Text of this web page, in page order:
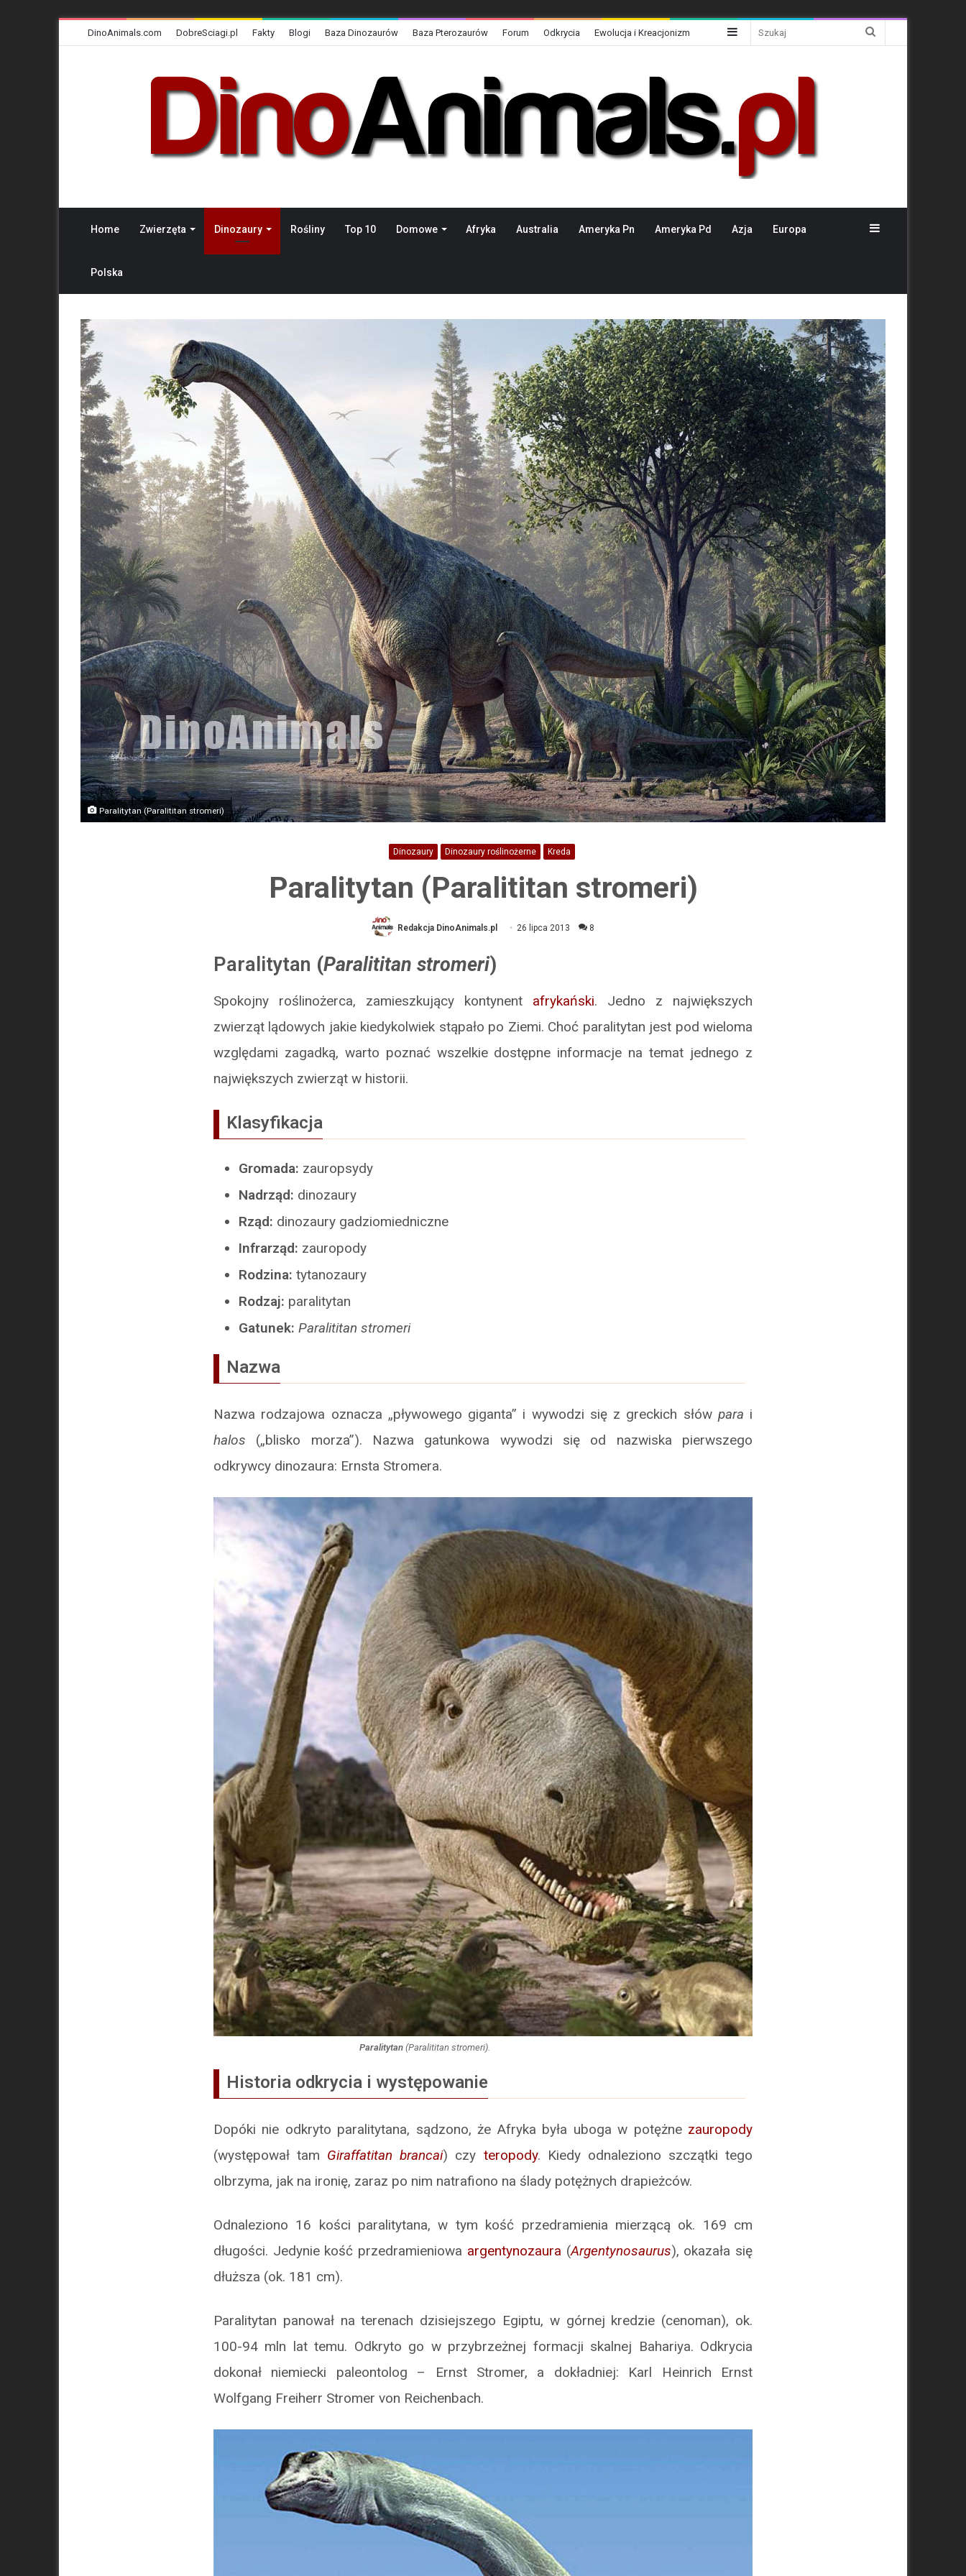
DinoAnimals.com DobreSciagi.pl Fakty Blogi Baza Dinozaurów Baza Pterozaurów Forum Odkrycia Ewolucja i Kreacjonizm Sidebar
Home Zwierzęta Dinozaury Rośliny Top 10 Domowe Afryka Australia Ameryka Pn Ameryka Pd Azja Europa
Polska
Sidebar
Paralitytan (Paralititan stromeri)
Dinozaury Dinozaury roślinożerne Kreda
Paralitytan (Paralititan stromeri)
Redakcja DinoAnimals.pl 26 lipca 2013 8
Paralitytan (Paralititan stromeri)
Spokojny roślinożerca, zamieszkujący kontynent afrykański. Jedno z największych
zwierząt lądowych jakie kiedykolwiek stąpało po Ziemi. Choć paralitytan jest pod wieloma
względami zagadką, warto poznać wszelkie dostępne informacje na temat jednego z
największych zwierząt w historii.
Klasyfikacja
Gromada: zauropsydy
Nadrząd: dinozaury
Rząd: dinozaury gadziomiedniczne
Infrarząd: zauropody
Rodzina: tytanozaury
Rodzaj: paralitytan
Gatunek: Paralititan stromeri
Nazwa
Nazwa rodzajowa oznacza „pływowego giganta” i wywodzi się z greckich słów para i
halos („blisko morza”). Nazwa gatunkowa wywodzi się od nazwiska pierwszego
odkrywcy dinozaura: Ernsta Stromera.
Paralitytan (Paralititan stromeri).
Historia odkrycia i występowanie
Dopóki nie odkryto paralitytana, sądzono, że Afryka była uboga w potężne zauropody
(występował tam Giraffatitan brancai) czy teropody. Kiedy odnaleziono szczątki tego
olbrzyma, jak na ironię, zaraz po nim natrafiono na ślady potężnych drapieżców.
Odnaleziono 16 kości paralitytana, w tym kość przedramienia mierzącą ok. 169 cm
długości. Jedynie kość przedramieniowa argentynozaura (Argentynosaurus), okazała się
dłuższa (ok. 181 cm).
Paralitytan panował na terenach dzisiejszego Egiptu, w górnej kredzie (cenoman), ok.
100-94 mln lat temu. Odkryto go w przybrzeżnej formacji skalnej Bahariya. Odkrycia
dokonał niemiecki paleontolog – Ernst Stromer, a dokładniej: Karl Heinrich Ernst
Wolfgang Freiherr Stromer von Reichenbach.